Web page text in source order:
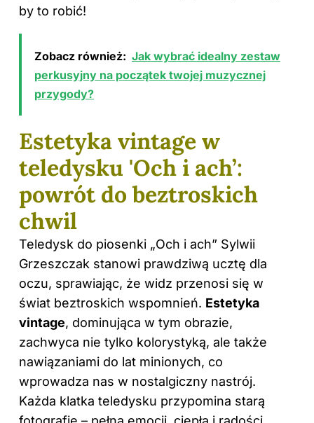
by to robić!
Zobacz również: Jak wybrać idealny zestaw
perkusyjny na początek twojej muzycznej
przygody?
Estetyka vintage w
teledysku 'Och i ach’:
powrót do beztroskich
chwil
Teledysk do piosenki „Och i ach” Sylwii
Grzeszczak stanowi prawdziwą ucztę dla
oczu, sprawiając, że widz przenosi się w
świat beztroskich wspomnień. Estetyka
vintage, dominująca w tym obrazie,
zachwyca nie tylko kolorystyką, ale także
nawiązaniami do lat minionych, co
wprowadza nas w nostalgiczny nastrój.
Każda klatka teledysku przypomina starą